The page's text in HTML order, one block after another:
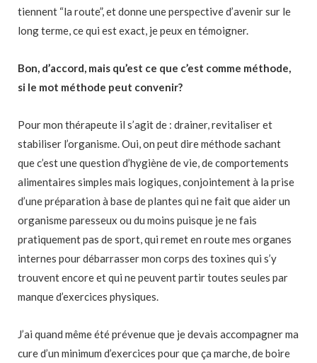
tiennent “la route”, et donne une perspective d’avenir sur le
long terme, ce qui est exact, je peux en témoigner.
Bon, d’accord, mais qu’est ce que c’est comme méthode,
si le mot méthode peut convenir?
Pour mon thérapeute il s’agit de : drainer, revitaliser et
stabiliser l’organisme. Oui, on peut dire méthode sachant
que c’est une question d’hygiène de vie, de comportements
alimentaires simples mais logiques, conjointement à la prise
d’une préparation à base de plantes qui ne fait que aider un
organisme paresseux ou du moins puisque je ne fais
pratiquement pas de sport, qui remet en route mes organes
internes pour débarrasser mon corps des toxines qui s’y
trouvent encore et qui ne peuvent partir toutes seules par
manque d’exercices physiques.
J’ai quand même été prévenue que je devais accompagner ma
cure d’un minimum d’exercices pour que ça marche, de boire